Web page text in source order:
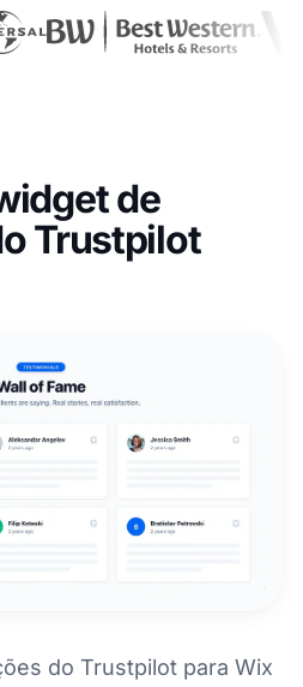
de
Trustpilot
do Trustpilot para Wix